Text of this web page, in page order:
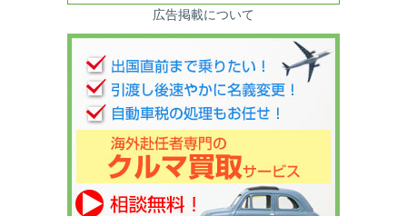
広告掲載について